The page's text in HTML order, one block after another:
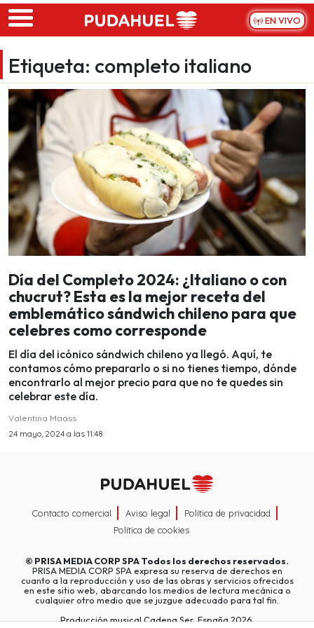
Skip to main content
EN VIVO
Etiqueta: completo italiano
Día del Completo 2024: ¿Italiano o con
chucrut? Esta es la mejor receta del
emblemático sándwich chileno para que
celebres como corresponde
El día del icónico sándwich chileno ya llegó. Aquí, te
contamos cómo prepararlo o si no tienes tiempo, dónde
encontrarlo al mejor precio para que no te quedes sin
celebrar este día.
Valentina Maass
24 mayo, 2024 a las 11:48
Contacto comercial Aviso legal
Política de privacidad
Política de cookies
© PRISA MEDIA CORP SPATodos los derechos reservados.
PRISA MEDIA CORP SPA expresa su reserva de derechos en
cuanto a la reproducción y uso de las obras y servicios ofrecidos
en este sitio web, abarcando los medios de lectura mecánica o
cualquier otro medio que se juzgue adecuado para tal fin.
Producción musical Cadena Ser, España 2026.